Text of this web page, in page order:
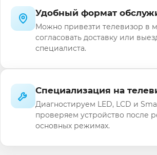
Удобный формат
Можно привезти телевизор в
согласовать доставку или
специалиста.
Специализация на
Диагностируем LED, LCD и
проверяем устройство после
основных режимах.